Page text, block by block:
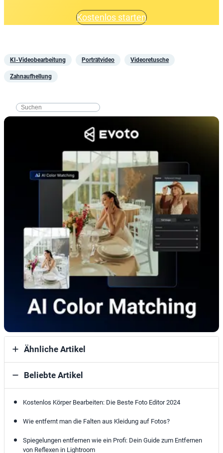
Kostenlos starten
KI-Videobearbeitung Porträtvideo Videoretusche
Zahnaufhellung
搜
索
Ähnliche Artikel
Beliebte Artikel
Kostenlos Körper Bearbeiten: Die Beste Foto Editor 2024
Wie entfernt man die Falten aus Kleidung auf Fotos?
Spiegelungen entfernen wie ein Profi: Dein Guide zum Entfernen
von Reflexen in Lightroom